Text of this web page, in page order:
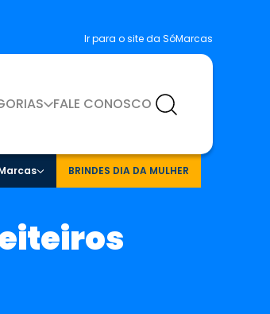
Ir para o site da SóMarcas
FALE CONOSCO
BRINDES DIA DA MULHER